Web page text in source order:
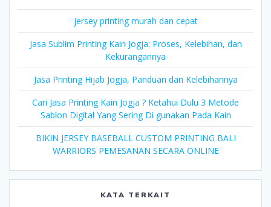
jersey printing murah dan cepat
Jasa Sublim Printing Kain Jogja: Proses, Kelebihan, dan
Kekurangannya
Jasa Printing Hijab Jogja, Panduan dan Kelebihannya
Cari Jasa Printing Kain Jogja ? Ketahui Dulu 3 Metode
Sablon Digital Yang Sering Di gunakan Pada Kain
BIKIN JERSEY BASEBALL CUSTOM PRINTING BALI
WARRIORS PEMESANAN SECARA ONLINE
KATA TERKAIT